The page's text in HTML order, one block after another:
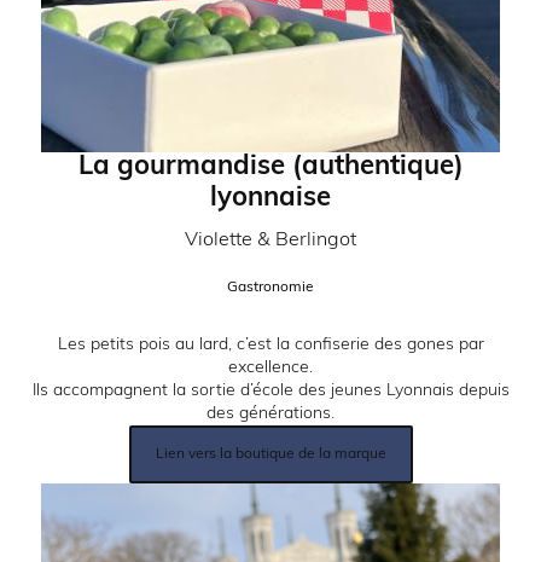
La gourmandise (authentique)
lyonnaise
Violette & Berlingot
Gastronomie
Description:
Les petits pois au lard, c’est la confiserie des gones par
excellence.
Ils accompagnent la sortie d’école des jeunes Lyonnais depuis
des générations.
Lien vers la boutique de la marque